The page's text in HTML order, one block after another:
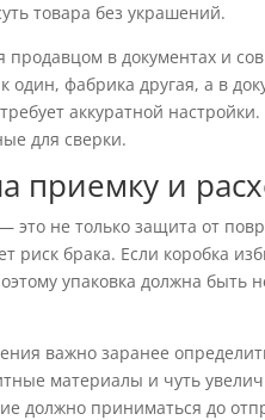
товара без украшений.
продавцом в документах и
фабрика другая, а в
аккуратной
для сверки.
приемку и
это не только защита от
риск брака. Если коробка
упаковка должна быть
важно заранее
материалы и чуть
должно приниматься до